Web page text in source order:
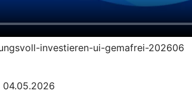
investieren-ui-gemafrei-202606
04.05.2026